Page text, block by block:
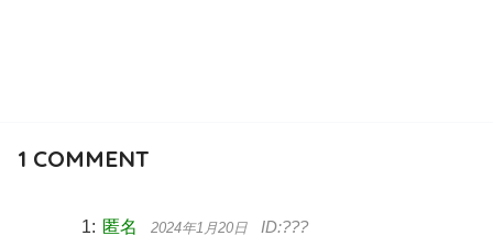
1 COMMENT
匿名 2024年1月20日